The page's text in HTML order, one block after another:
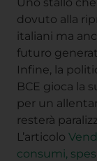
dovuto alla
italiani ma
futuro
Infine, la
BCE gioca la
per un
resterà
L’articolo
consumi,